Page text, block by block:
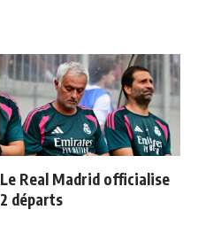
Le Real Madrid officialise
2 départs